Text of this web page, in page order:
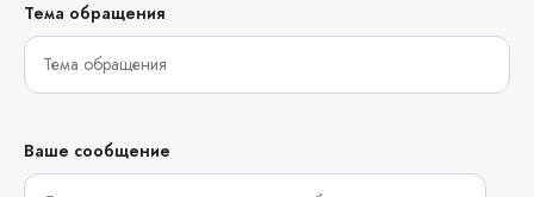
Тема обращения
Ваше сообщение